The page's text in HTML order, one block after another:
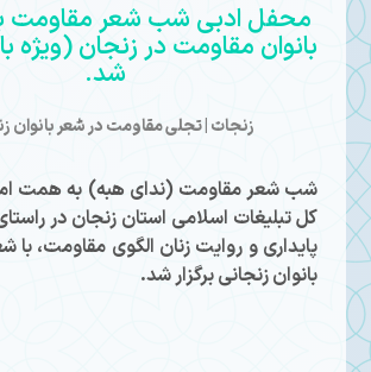
محفل ادبی شب شعر مقاومت
بانوان مقاومت در زنجان (ویژه
شد.
زنجات | تجلی مقاومت در شعر بانوان
شب شعر مقاومت (ندای هبه) به همت امور
کل تبلیغات اسلامی استان زنجان در
پایداری و روایت زنان الگوی مقاومت، با
بانوان زنجانی برگزار شد.